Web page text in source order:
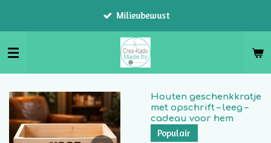
de
Milieubewust
Houten geschenkkratje
met opschrift – leeg –
cadeau voor hem
Populair